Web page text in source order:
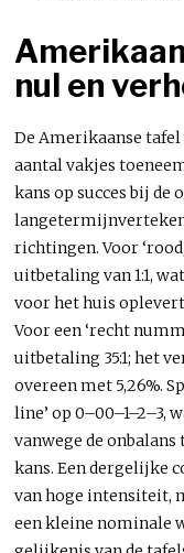
nul en
De Amerikaanse
aantal vakjes
kans op succes bij de
richtingen. Voor
uitbetaling van 1:1,
voor het huis
Voor een ‘recht
uitbetaling 35:1; het
overeen met 5,26%.
line’ op 0–00–1–2–3,
vanwege de
kans. Een dergelijke
van hoge intensiteit,
een kleine nominale